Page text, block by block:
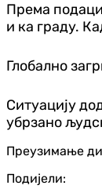
Према
и ка граду.
Глобално
Ситуацију
убрзано
Преузимање
Подијели: